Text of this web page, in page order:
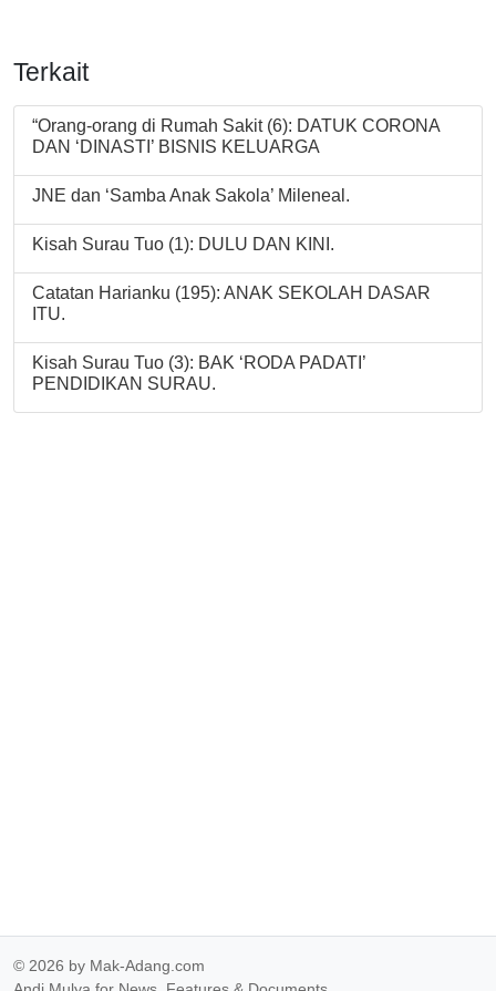
Terkait
“Orang-orang di Rumah Sakit (6): DATUK CORONA
DAN ‘DINASTI’ BISNIS KELUARGA
JNE dan ‘Samba Anak Sakola’ Mileneal.
Kisah Surau Tuo (1): DULU DAN KINI.
Catatan Harianku (195): ANAK SEKOLAH DASAR
ITU.
Kisah Surau Tuo (3): BAK ‘RODA PADATI’
PENDIDIKAN SURAU.
© 2026 by Mak-Adang.com